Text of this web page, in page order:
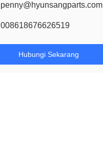
penny@hyunsangparts.com
008618676626519
Hubungi Sekarang